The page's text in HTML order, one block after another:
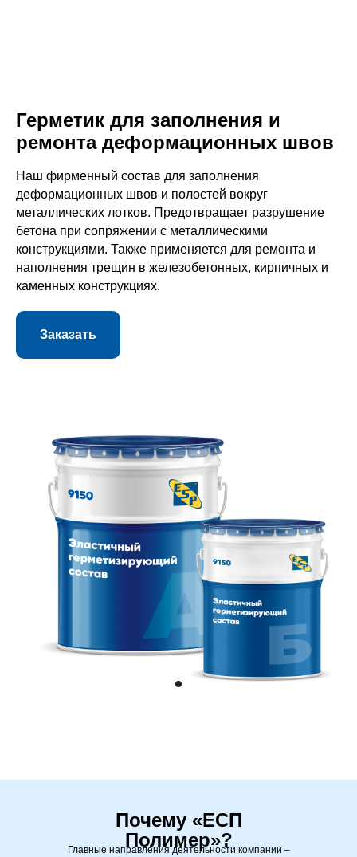
Герметик для заполнения и
ремонта деформационных швов
Наш фирменный состав для заполнения
деформационных швов и полостей вокруг
металлических лотков. Предотвращает разрушение
бетона при сопряжении с металлическими
конструкциями. Также применяется для ремонта и
наполнения трещин в железобетонных, кирпичных и
каменных конструкциях.
Заказать
Почему «ЕСП
Полимер»?
Главные направления деятельности компании –